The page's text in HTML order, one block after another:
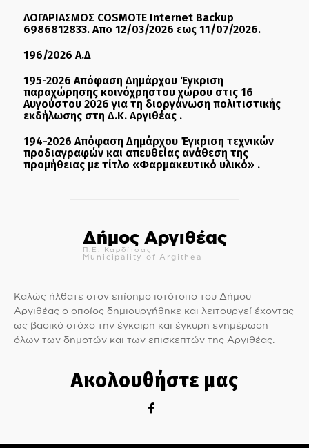
ΛΟΓΑΡΙΑΣΜΟΣ COSMOTE Internet Backup
6986812833. Απο 12/03/2026 εως 11/07/2026.
196/2026 Α.Δ
195-2026 Απόφαση Δημάρχου Έγκριση
παραχώρησης κοινόχρηστου χώρου στις 16
Αυγούστου 2026 για τη διοργάνωση πολιτιστικής
εκδήλωσης στη Δ.Κ. Αργιθέας .
194-2026 Απόφαση Δημάρχου Έγκριση τεχνικών
προδιαγραφών και απευθείας ανάθεση της
προμήθειας με τίτλο «Φαρμακευτικό υλικό» .
Δήμος Αργιθέας
Π.Ε. Καρδίτσας
Municipality of Argithea
Καλώς ήλθατε στον επίσημο ιστότοπο του Δήμου
Αργιθέας ο οποίος δημιουργήθηκε και λειτουργεί έχοντας
ως βασικό στόχο την έγκαιρη και έγκυρη ενημέρωση
όλων των δημοτών και των επισκεπτών της Αργιθέας.
Ακολουθήστε μας